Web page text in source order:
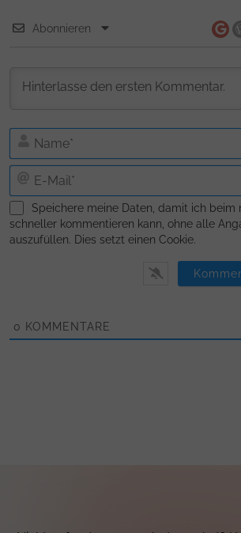
Abonnieren
Speichere meine Daten, damit ich beim
schneller kommentieren kann, ohne alle
auszufüllen. Dies setzt einen Cookie.
0 KOMMENTARE